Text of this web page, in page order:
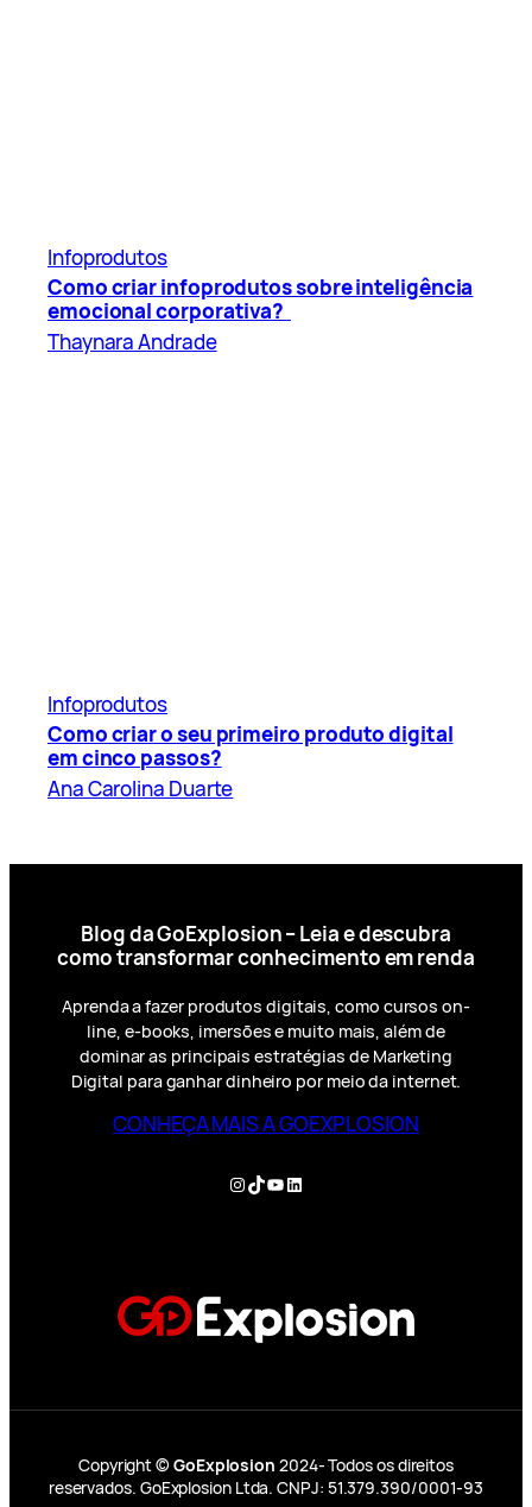
Infoprodutos
Como criar infoprodutos sobre inteligência
emocional corporativa?
Thaynara Andrade
Infoprodutos
Como criar o seu primeiro produto digital
em cinco passos?
Ana Carolina Duarte
Blog da GoExplosion – Leia e descubra
como transformar conhecimento em renda
Aprenda a fazer produtos digitais, como cursos on-
line, e-books, imersões e muito mais, além de
dominar as principais estratégias de Marketing
Digital para ganhar dinheiro por meio da internet.
CONHEÇA MAIS A GOEXPLOSION
Instagram
TikTok
YouTube
LinkedIn
Copyright © GoExplosion 2024- Todos os direitos
reservados. GoExplosion Ltda. CNPJ: 51.379.390/0001-93